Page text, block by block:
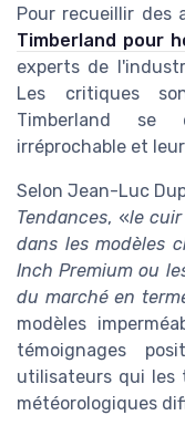
Pour recueillir des
Timberland pour
experts de
Les critiques
Timberland se
irréprochable et
Selon Jean-Luc
Tendances, «le
dans les modèles
Inch Premium ou
du marché en
modèles
témoignages
utilisateurs qui les
météorologiques